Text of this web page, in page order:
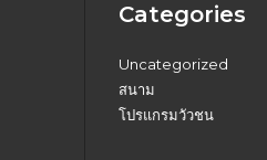
Categories
Uncategorized
สนาม
โปรแกรมวัวชน